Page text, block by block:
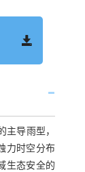
主导雨型，
力时空分布
生态安全的